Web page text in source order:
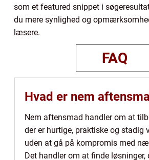
som et featured snippet i
du mere synlighed og
læsere.
FAQ
Hvad er nem
Nem aftensmad handler om at
der er hurtige, praktiske og stadig
uden at gå på kompromis med
Det handler om at finde løsninger,